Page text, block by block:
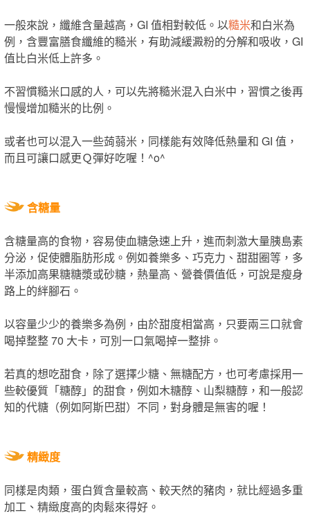
一般來說，纖維含量越高，GI 值相對較低。以糙米和白米為
例，含豐富膳食纖維的糙米，有助減緩澱粉的分解和吸收，GI
值比白米低上許多。
不習慣糙米口感的人，可以先將糙米混入白米中，習慣之後再
慢慢增加糙米的比例。
或者也可以混入一些蒟蒻米，同樣能有效降低熱量和 GI 值，
而且可讓口感更Ｑ彈好吃喔！^o^
含糖量
含糖量高的食物，容易使血糖急速上升，進而刺激大量胰島素
分泌，促使體脂肪形成。例如養樂多、巧克力、甜甜圈等，多
半添加高果糖糖漿或砂糖，熱量高、營養價值低，可說是瘦身
路上的絆腳石。
以容量少少的養樂多為例，由於甜度相當高，只要兩三口就會
喝掉整整 70 大卡，可別一口氣喝掉一整排。
若真的想吃甜食，除了選擇少糖、無糖配方，也可考慮採用一
些較優質「糖醇」的甜食，例如木糖醇、山梨糖醇，和一般認
知的代糖（例如阿斯巴甜）不同，對身體是無害的喔！
精緻度
同樣是肉類，蛋白質含量較高、較天然的豬肉，就比經過多重
加工、精緻度高的肉鬆來得好。